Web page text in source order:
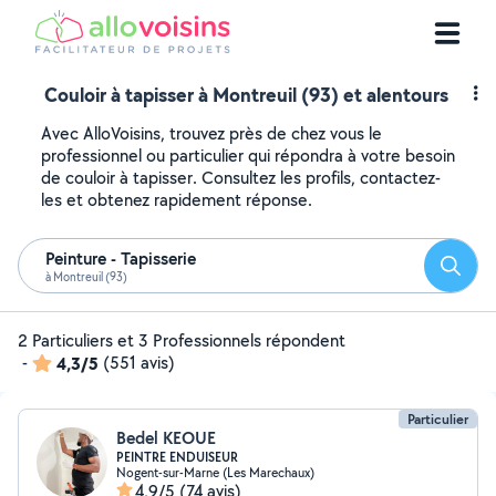
Couloir à tapisser à Montreuil (93) et alentours
Avec AlloVoisins, trouvez près de chez vous le
professionnel ou particulier qui répondra à votre besoin
de couloir à tapisser. Consultez les profils, contactez-
les et obtenez rapidement réponse.
Peinture - Tapisserie
à Montreuil (93)
2 Particuliers et 3 Professionnels répondent
-
4,3/5 (551 avis)
Particulier
Bedel KEOUE
PEINTRE ENDUISEUR
Nogent-sur-Marne (Les Marechaux)
4,9/5 (74 avis)